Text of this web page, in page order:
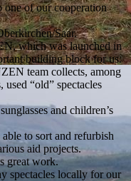
of our cooperation
Saar.
which was launched in
building block for us.
team collects, among
used “old” spectacles
and children’s
to sort and refurbish
aid projects.
great work.
spectacles locally for our